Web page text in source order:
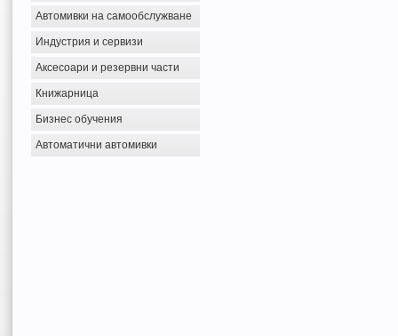
Автомивки на самообслужване
Индустрия и сервизи
Аксесоари и резервни части
Книжарница
Бизнес обучения
Автоматични автомивки